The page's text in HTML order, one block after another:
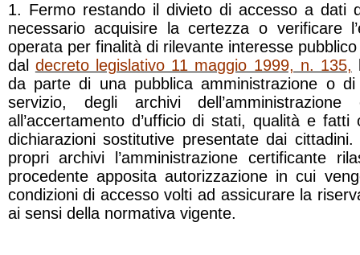
1. Fermo restando il divieto di accesso a dati
necessario acquisire la certezza o verificare
operata per finalità di rilevante interesse
dal decreto legislativo 11 maggio 1999, n. 135,
da parte di una pubblica amministrazione o
servizio, degli archivi dell’amministrazione
all’accertamento d’ufficio di stati, qualità e
dichiarazioni sostitutive presentate dai
propri archivi l’amministrazione certificante
procedente apposita autorizzazione in cui
condizioni di accesso volti ad assicurare la
ai sensi della normativa vigente.